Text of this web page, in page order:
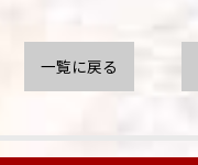
一覧に戻る